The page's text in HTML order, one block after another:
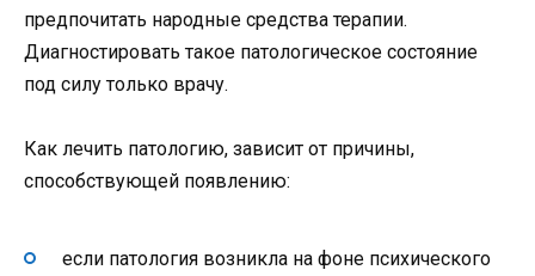
предпочитать народные средства терапии.
Диагностировать такое патологическое состояние
под силу только врачу.
Как лечить патологию, зависит от причины,
способствующей появлению:
если патология возникла на фоне психического